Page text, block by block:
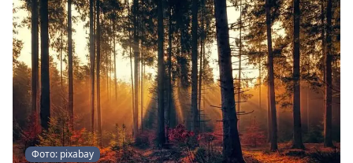
Фото: pixabay